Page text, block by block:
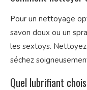
Pour un nettoyage
savon doux ou un
les sextoys.
séchez
Quel lubrifiant